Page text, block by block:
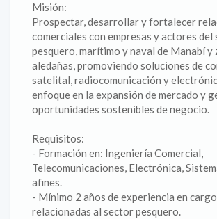
Misión:
Prospectar, desarrollar y fortalecer
comerciales con empresas y actores del
pesquero, marítimo y naval de Manabí y
aledañas, promoviendo soluciones de
satelital, radiocomunicación y
enfoque en la expansión de mercado y
oportunidades sostenibles de negocio.
Requisitos:
- Formación en: Ingeniería Comercial,
Telecomunicaciones, Electrónica,
afines.
- Mínimo 2 años de experiencia en
relacionadas al sector pesquero.